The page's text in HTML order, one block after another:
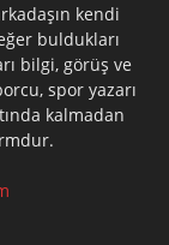
kendi
buldukları
bilgi, görüş ve
spor yazarı
kalmadan